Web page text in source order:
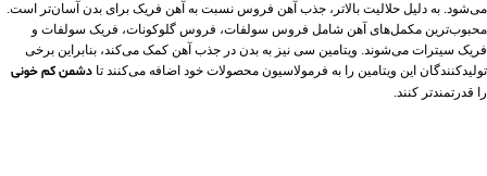
می‌شود. به دلیل حلالیت بالاتر، جذب آهن فروس نسبت به آهن فریک برای بدن آسان‌تر است.
محبوب‌ترین مکمل‌های آهن شامل فروس سولفات، فروس گلوکونات، فریک سولفات و
فریک سیترات می‌شوند. ویتامین سی نیز به بدن در جذب آهن کمک می‌کند، بنابراین برخی
تولیدکنندگان این ویتامین را به فرمولاسیون محصولات خود اضافه می‌کنند تا دشمن کم خونی
را قدرتمندتر کنند.